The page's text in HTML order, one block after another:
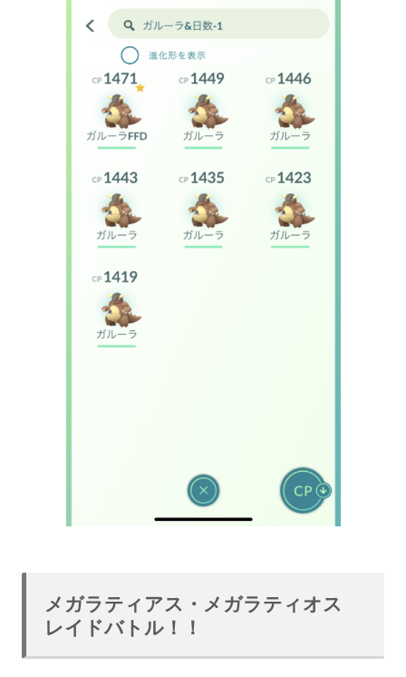
メガラティアス・メガラティオス
レイドバトル！！